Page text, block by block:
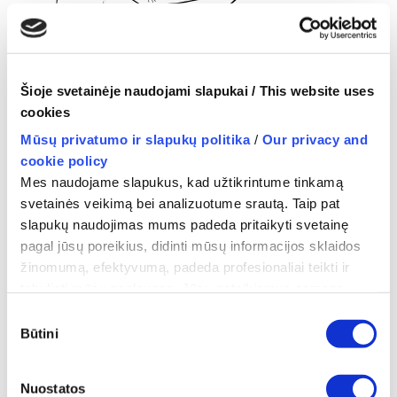
Šioje svetainėje naudojami slapukai / This website uses
cookies
Mūsų privatumo ir slapukų politika/ Our privacy and
cookie policy
Mes naudojame slapukus, kad užtikrintume tinkamą
svetainės veikimą bei analizuotume srautą. Taip pat
slapukų naudojimas mums padeda pritaikyti svetainę
pagal jūsų poreikius, didinti mūsų informacijos sklaidos
žinomumą, efektyvumą, padeda profesionaliai teikti ir
politika ir atitinkamais asmens duomenų saugos teisės
pasirinkimas
Būtini
Nuostatos
← System For Manual Control of Handheld Device
That is Out of User’s Direct Vision